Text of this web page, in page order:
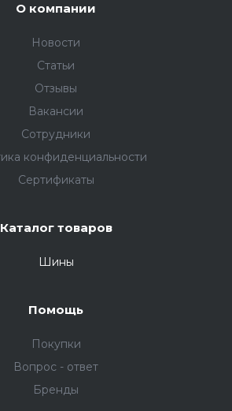
О компании
Новости
Статьи
Отзывы
Вакансии
Сотрудники
конфиденциальности
Сертификаты
Каталог товаров
Шины
Помощь
Покупки
Вопрос - ответ
Бренды